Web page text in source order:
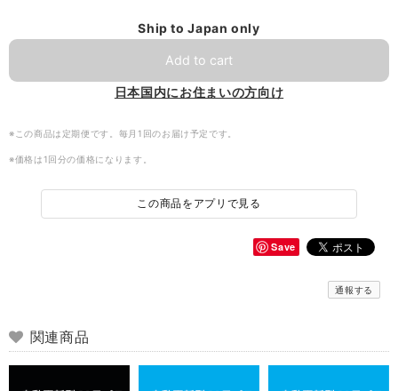
Ship to Japan only
Add to cart
日本国内にお住まいの方向け
※この商品は定期便です。毎月1回のお届け予定です。
※価格は1回分の価格になります。
この商品をアプリで見る
Save
通報する
関連商品